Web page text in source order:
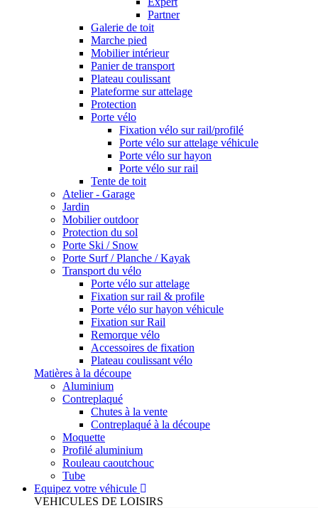
Partner
Galerie de toit
Marche pied
Mobilier intérieur
Panier de transport
Plateau coulissant
Plateforme sur attelage
Protection
Porte vélo
Fixation vélo sur rail/profilé
Porte vélo sur attelage véhicule
Porte vélo sur hayon
Porte vélo sur rail
Tente de toit
Atelier - Garage
Jardin
Mobilier outdoor
Protection du sol
Porte Ski / Snow
Porte Surf / Planche / Kayak
Transport du vélo
Porte vélo sur attelage
Fixation sur rail & profile
Porte vélo sur hayon véhicule
Fixation sur Rail
Remorque vélo
Accessoires de fixation
Plateau coulissant vélo
Matières à la découpe
Aluminium
Contreplaqué
Chutes à la vente
Contreplaqué à la découpe
Moquette
Profilé aluminium
Rouleau caoutchouc
Tube
Equipez votre véhicule
VEHICULES DE LOISIRS